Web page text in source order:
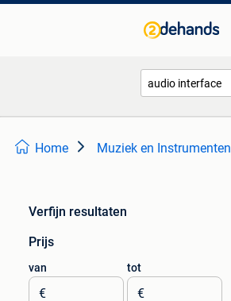
Home Muziek en Instrumenten
Verfijn resultaten
Prijs
van
€
tot
€